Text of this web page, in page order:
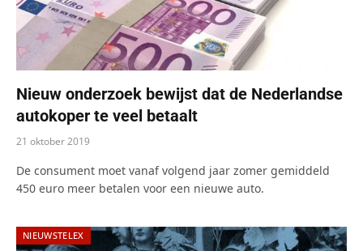
Nieuw onderzoek bewijst dat de Nederlandse
autokoper te veel betaalt
21 oktober 2019
De consument moet vanaf volgend jaar zomer gemiddeld
450 euro meer betalen voor een nieuwe auto.
NIEUWSTELEX